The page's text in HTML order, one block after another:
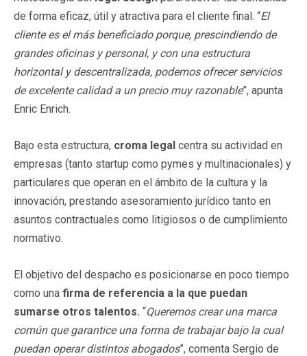
de forma eficaz, útil y atractiva para el cliente final. “El
cliente es el más beneficiado porque, prescindiendo de
grandes oficinas y personal, y con una estructura
horizontal y descentralizada, podemos ofrecer servicios
de excelente calidad a un precio muy razonable”, apunta
Enric Enrich.
Bajo esta estructura, croma legal centra su actividad en
empresas (tanto startup como pymes y multinacionales) y
particulares que operan en el ámbito de la cultura y la
innovación, prestando asesoramiento jurídico tanto en
asuntos contractuales como litigiosos o de cumplimiento
normativo.
El objetivo del despacho es posicionarse en poco tiempo
como una firma de referencia a la que puedan
sumarse otros talentos. “Queremos crear una marca
común que garantice una forma de trabajar bajo la cual
puedan operar distintos abogados”, comenta Sergio de